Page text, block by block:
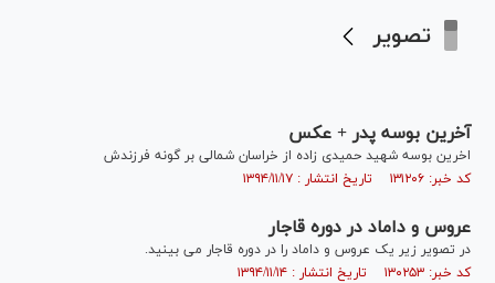
تصویر
آخرین بوسه پدر + عکس
اخرین بوسه شهید حمیدی زاده از خراسان شمالی بر گونه فرزندش
کد خبر: ۱۳۱۲۰۶ تاریخ انتشار : ۱۳۹۴/۱۱/۱۷
عروس و داماد در دوره قاجار
در تصویر زیر یک عروس و داماد را در دوره قاجار می بینید.
کد خبر: ۱۳۰۲۵۳ تاریخ انتشار : ۱۳۹۴/۱۱/۱۴